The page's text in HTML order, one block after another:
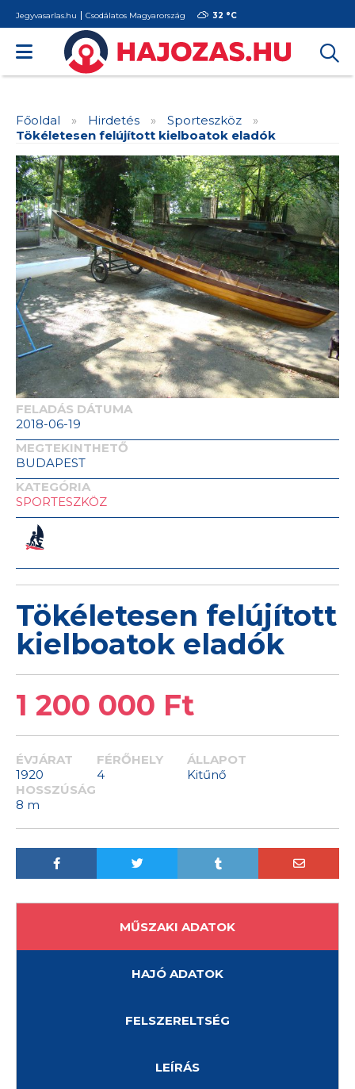
Jegyvasarlas.hu Csodálatos Magyarország 32 °C
Főoldal » Hirdetés » Sporteszköz
»
Tökéletesen felújított kielboatok eladók
FELADÁS DÁTUMA
2018-06-19
MEGTEKINTHETŐ
BUDAPEST
KATEGÓRIA
SPORTESZKÖZ
Tökéletesen felújított
kielboatok eladók
1 200 000 Ft
ÉVJÁRAT
1920
FÉRŐHELY
4
ÁLLAPOT
Kitűnő
HOSSZÚSÁG
8 m
MŰSZAKI ADATOK
HAJÓ ADATOK
FELSZERELTSÉG
LEÍRÁS